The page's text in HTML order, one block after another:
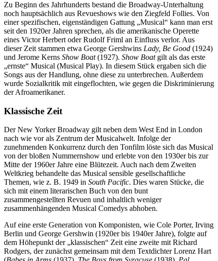
Zu Beginn des Jahrhunderts bestand die Broadway-Unterhaltung
noch hauptsächlich aus Revueshows wie den Ziegfeld Follies. Von
einer spezifischen, eigenständigen Gattung „Musical“ kann man erst
seit den 1920er Jahren sprechen, als die amerikanische Operette
eines Victor Herbert oder Rudolf Friml an Einfluss verlor. Aus
dieser Zeit stammen etwa George Gershwins Lady, Be Good (1924)
und Jerome Kerns Show Boat(1927). Show Boatgilt als das erste
„ernste“ Musical (Musical Play). In diesem Stück ergaben sich die
Songs aus der Handlung, ohne diese zu unterbrechen. Außerdem
wurde Sozialkritik mit eingeflochten, wie gegen die Diskriminierung
der Afroamerikaner.
Klassische Zeit
Der New Yorker Broadway gilt neben dem West End in London
nach wie vor als Zentrum der Musicalwelt. Infolge der
zunehmenden Konkurrenz durch den Tonfilm löste sich das Musical
von der bloßen Nummernshow und erlebte von den 1930er bis zur
Mitte der 1960er Jahre eine Blütezeit. Auch nach dem Zweiten
Weltkrieg behandelte das Musical sensible gesellschaftliche
Themen, wie z. B. 1949 in South Pacific. Dies waren Stücke, die
sich mit einem literarischen Buch von den bunt
zusammengestellten Revuen und inhaltlich weniger
zusammenhängenden Musical Comedys abhoben.
Auf eine erste Generation von Komponisten, wie Cole Porter, Irving
Berlin und George Gershwin (1920er bis 1940er Jahre), folgte auf
dem Höhepunkt der „klassischen“ Zeit eine zweite mit Richard
Rodgers, der zunächst gemeinsam mit dem Textdichter Lorenz Hart